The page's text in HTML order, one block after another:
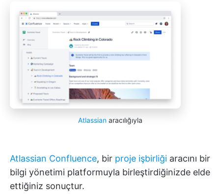
Atlassianaracılığıyla
Atlassian Confluence, bir proje işbirliği aracını bir
bilgi yönetimi platformuyla birleştirdiğinizde elde
ettiğiniz sonuçtur.